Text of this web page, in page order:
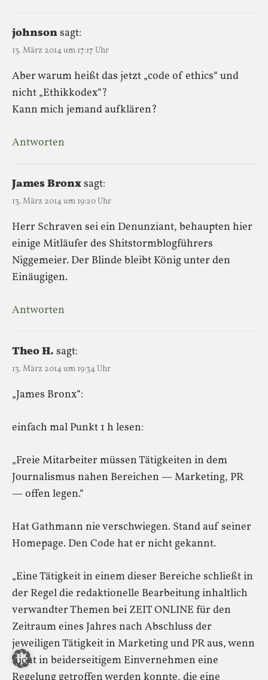
johnsonsagt:
13. März 2014 um 17:17 Uhr
Aber warum heißt das jetzt „code of ethics“ und
nicht „Ethikkodex“?
Kann mich jemand aufklären?
Antworten
James Bronxsagt:
13. März 2014 um 19:20 Uhr
Herr Schraven sei ein Denunziant, behaupten hier
einige Mitläufer des Shitstormblogführers
Niggemeier. Der Blinde bleibt König unter den
Einäugigen.
Antworten
Theo H. sagt:
13. März 2014 um 19:34 Uhr
„James Bronx“:
einfach mal Punkt 1 h lesen:
„Freie Mitarbeiter müssen Tätigkeiten in dem
Journalismus nahen Bereichen — Marketing, PR
— offen legen.“
Hat Gathmann nie verschwiegen. Stand auf seiner
Homepage. Den Code hat er nicht gekannt.
„Eine Tätigkeit in einem dieser Bereiche schließt in
der Regel die redaktionelle Bearbeitung inhaltlich
verwandter Themen bei ZEIT ONLINE für den
Zeitraum eines Jahres nach Abschluss der
jeweiligen Tätigkeit in Marketing und PR aus, wenn
nicht in beiderseitigem Einvernehmen eine